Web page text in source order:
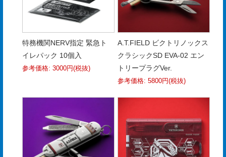
ロ
グ
採
用
情
お
問
い
特務機関NERV指定 緊急ト
イレパック 10個入
参考価格: 3000円(税抜)
A.T.FIELD ビクトリノックス
クラシックSD EVA-02 エン
トリープラグVer.
参考価格: 5800円(税抜)